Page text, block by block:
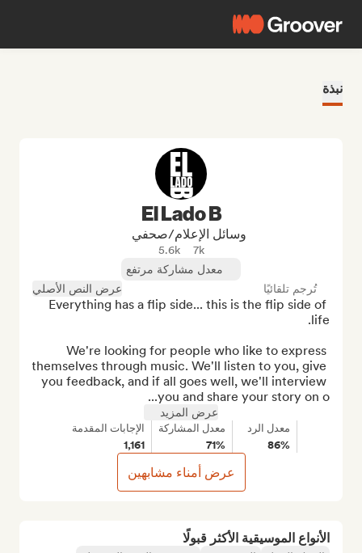
نبذة
الأنواع الموسيقية الأكثر قبولًا
El Lado B
وسائل الإعلام/صحفي
7k
5.6k
معدل مشاركة مرتفع
تُرجم تلقائيًا
عرض النص الأصلي
Everything has a flip side... this is the flip side of
We're looking for people who like to express
themselves through music. We'll listen to you, give
you feedback, and if all goes well, we'll interview
you and share your story on o...
عرض المزيد
معدل الرد
86%
معدل المشاركة
71%
الإجابات المقدمة
1,161
عرض أمناء مشابهين